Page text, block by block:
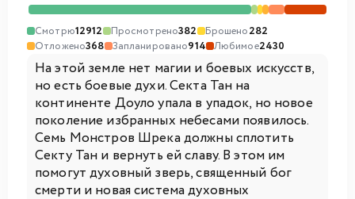
Смотрю12912 Просмотрено382 Брошено282
Отложено368 Запланировано914 Любимое2430
На этой земле нет магии и боевых искусств,
но есть боевые духи. Секта Тан на
континенте Доуло упала в упадок, но новое
поколение избранных небесами появилось.
Семь Монстров Шрека должны сплотить
Секту Тан и вернуть ей славу. В этом им
помогут духовный зверь, священный бог
смерти и новая система духовных